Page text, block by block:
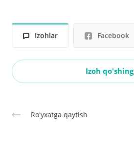
Izohlar Facebook
Izoh qo'shing
Roʻyxatga qaytish